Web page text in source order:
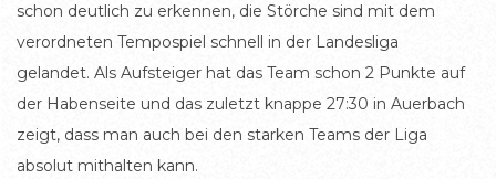
schon deutlich zu erkennen, die Störche sind mit dem
verordneten Tempospiel schnell in der Landesliga
gelandet. Als Aufsteiger hat das Team schon 2 Punkte auf
der Habenseite und das zuletzt knappe 27:30 in Auerbach
zeigt, dass man auch bei den starken Teams der Liga
absolut mithalten kann.